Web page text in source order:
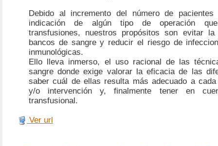
Debido al incremento del número de pacientes
indicación de algún tipo de operación
transfusiones, nuestros propósitos son evitar
bancos de sangre y reducir el riesgo de
inmunológicas.
Ello lleva inmerso, el uso racional de las
sangre donde exige valorar la eficacia de las
saber cuál de ellas resulta más adecuado a
y/o intervención y, finalmente tener en
transfusional.
Ver url